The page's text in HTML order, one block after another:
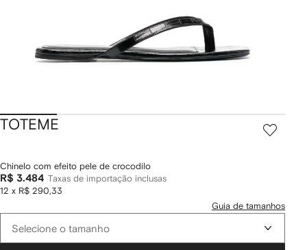
TOTEME
Chinelo com efeito pele de crocodilo
R$ 3.484
12 x R$ 290,33
Taxas de importação inclusas
Guia de tamanhos
Selecione o tamanho